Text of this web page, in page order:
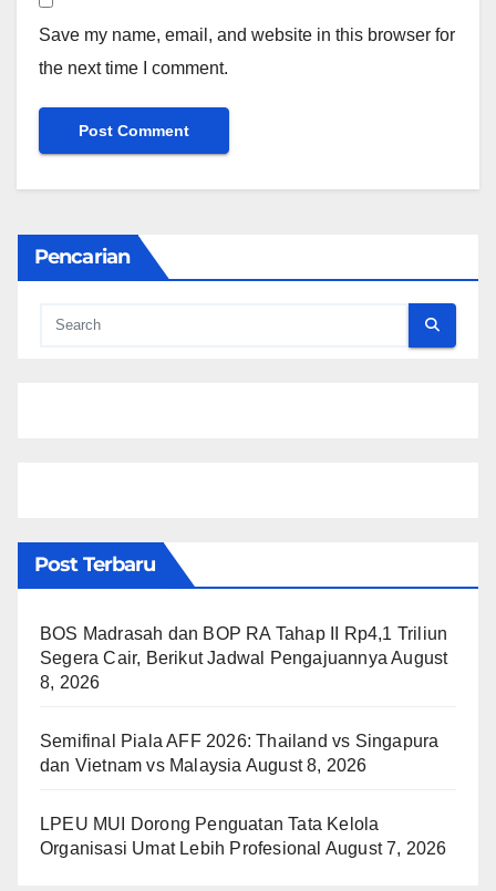
Save my name, email, and website in this browser for
the next time I comment.
Pencarian
Post Terbaru
BOS Madrasah dan BOP RA Tahap II Rp4,1 Triliun
Segera Cair, Berikut Jadwal Pengajuannya August
8, 2026
Semifinal Piala AFF 2026: Thailand vs Singapura
dan Vietnam vs Malaysia August 8, 2026
LPEU MUI Dorong Penguatan Tata Kelola
Organisasi Umat Lebih Profesional August 7, 2026